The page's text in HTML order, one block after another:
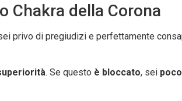
Chakra della Corona
privo di pregiudizi e perfettamente
. Se questo è bloccato, sei